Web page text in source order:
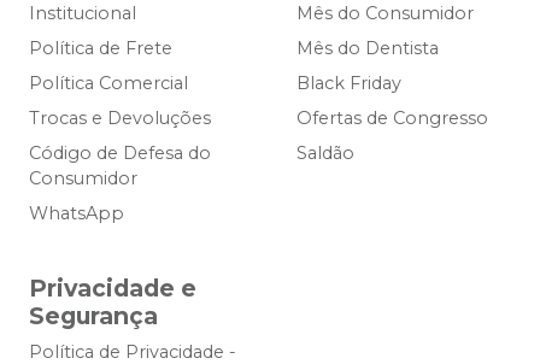
Institucional
Política de Frete
Política Comercial
Trocas e Devoluções
Código de Defesa do
Consumidor
WhatsApp
Mês do Consumidor
Mês do Dentista
Black Friday
Ofertas de Congresso
Saldão
Privacidade e
Segurança
Política de Privacidade -